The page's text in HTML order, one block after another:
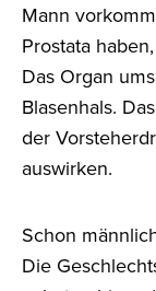
Mann
Prostata
Das Organ
Blasenhals.
der
auswirken.
Schon
Die